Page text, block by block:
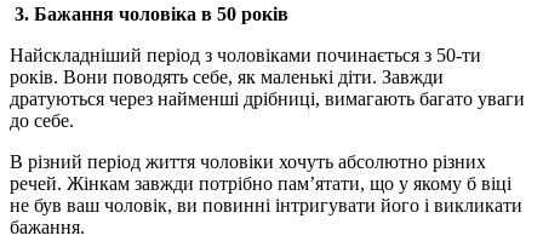
3. Бажання чоловіка в 50 років
Найскладніший період з чоловіками починається з 50-ти
років. Вони поводять себе, як маленькі діти. Завжди
дратуються через найменші дрібниці, вимагають багато уваги
до себе.
В різний період життя чоловіки хочуть абсолютно різних
речей. Жінкам завжди потрібно пам’ятати, що у якому б віці
не був ваш чоловік, ви повинні інтригувати його і викликати
бажання.